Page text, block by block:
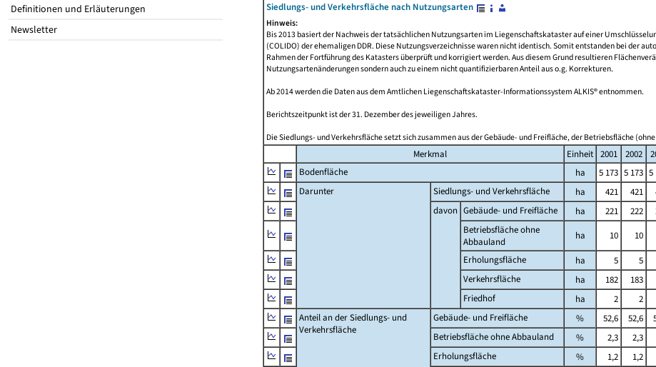
Definitionen und Erläuterungen
Newsletter
Siedlungs- und Verkehrsfläche nach Nutzungsarten
Hinweis:
Bis 2013 basiert der Nachweis der tatsächlichen Nutzungsarten im Liegenschaftskataster auf einer
(COLIDO) der ehemaligen DDR. Diese Nutzungsverzeichnisse waren nicht identisch. Somit entstanden bei der
Rahmen der Fortführung des Katasters überprüft und korrigiert werden. Aus diesem Grund resultieren
Nutzungsartenänderungen sondern auch zu einem nicht quantifizierbaren Anteil aus o.g. Korrekturen.
Ab 2014 werden die Daten aus dem Amtlichen Liegenschaftskataster-Informationssystem ALKIS® entnommen.
Berichtszeitpunkt ist der 31. Dezember des jeweiligen Jahres.
Die Siedlungs- und Verkehrsfläche setzt sich zusammen aus der Gebäude- und Freifläche, der Betriebsfläche
Merkmal Einheit 2001 2002
Bodenfläche
ha 5 173 5 173 5
Darunter
Siedlungs- und Verkehrsfläche ha 421 421
davon Gebäude- und Freifläche ha 221 222
Betriebsfläche ohne
Abbauland
ha 10 10
Erholungsfläche
ha 5 5
Verkehrsfläche
ha 182 183
Friedhof
ha 2 2
Anteil an der Siedlungs- und
Verkehrsfläche
Gebäude- und Freifläche % 52,6 52,6
Betriebsfläche ohne Abbauland
% 2,3 2,3
Erholungsfläche
% 1,2 1,2